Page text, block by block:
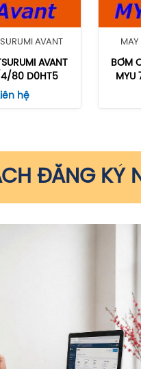
AVANT
AVANT
4/80 D0HT5
hệ
MÁY
BƠM
MYU
ĐĂNG KÝ